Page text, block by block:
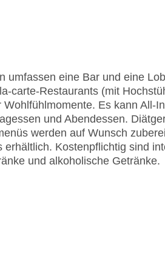
umfassen eine Bar und eine
carte-Restaurants (mit
Es kann All-
und Abendessen.
werden auf Wunsch
Kostenpflichtig sind
und alkoholische Getränke.